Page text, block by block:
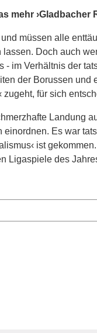
mehr ›Gladbacher
müssen alle
lassen. Doch auch
- im Verhältnis der
der Borussen und
zugeht, für sich
Landung
einordnen. Es war
ist
Ligaspiele des